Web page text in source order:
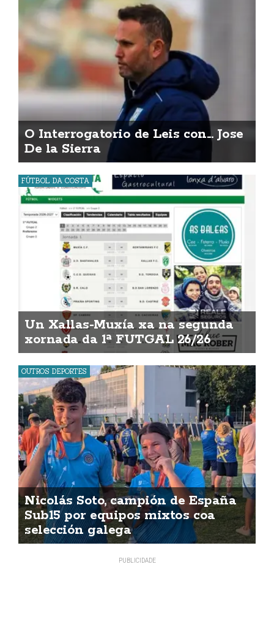
O Interrogatorio de Leis con... Jose
De la Sierra
FÚTBOL DA COSTA
Un Xallas-Muxía xa na segunda
xornada da 1ª FUTGAL 26/26
OUTROS DEPORTES
Nicolás Soto, campión de España
Sub15 por equipos mixtos coa
selección galega